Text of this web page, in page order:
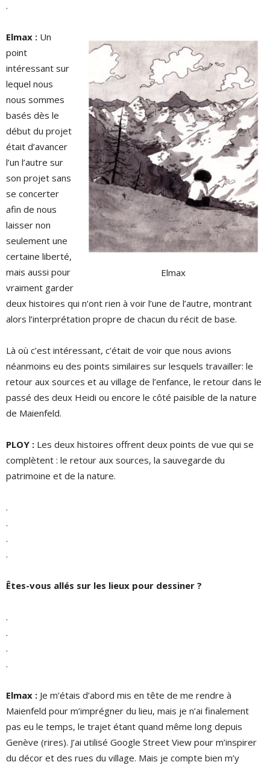
.
Elmax
Elmax : Un
point
intéressant sur
lequel nous
nous sommes
basés dès le
début du projet
était d’avancer
l’un l’autre sur
son projet sans
se concerter
afin de nous
laisser non
seulement une
certaine liberté,
mais aussi pour
vraiment garder
deux histoires qui n’ont rien à voir l’une de l’autre, montrant
alors l’interprétation propre de chacun du récit de base.
Là où c’est intéressant, c’était de voir que nous avions
néanmoins eu des points similaires sur lesquels travailler: le
retour aux sources et au village de l’enfance, le retour dans le
passé des deux Heidi ou encore le côté paisible de la nature
de Maienfeld.
PLOY : Les deux histoires offrent deux points de vue qui se
complètent : le retour aux sources, la sauvegarde du
patrimoine et de la nature.
.
.
.
.
Êtes-vous allés sur les lieux pour dessiner ?
.
.
.
.
Elmax : Je m’étais d’abord mis en tête de me rendre à
Maienfeld pour m’imprégner du lieu, mais je n’ai finalement
pas eu le temps, le trajet étant quand même long depuis
Genève (rires). J’ai utilisé Google Street View pour m’inspirer
du décor et des rues du village. Mais je compte bien m’y